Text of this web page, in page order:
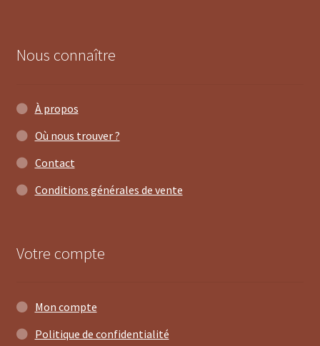
Nous connaître
À propos
Où nous trouver ?
Contact
Conditions générales de vente
Votre compte
Mon compte
Politique de confidentialité